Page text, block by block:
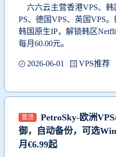
六六云主营香港VPS、
PS、德国VPS、英国VPS
韩国原生IP，解锁韩区
每月60.00元。
2026-06-01 VPS推荐
置顶
PetroSky-欧洲
御，自动备份，可选
月€6.99起